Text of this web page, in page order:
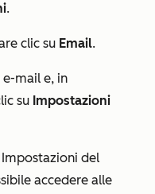
.
clic su Email.
mail e, in
su Impostazioni
Impostazioni del
accedere alle